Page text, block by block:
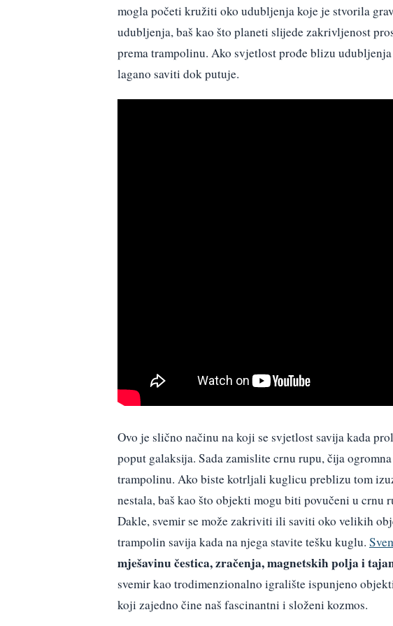
mogla početi kružiti oko udubljenja koje je stvorila
udubljenja, baš kao što planeti slijede zakrivljenost
prema trampolinu. Ako svjetlost prođe blizu
lagano saviti dok putuje.
Ovo je slično načinu na koji se svjetlost savija kada
poput galaksija. Sada zamislite crnu rupu, čija
trampolinu. Ako biste kotrljali kuglicu preblizu tom
nestala, baš kao što objekti mogu biti povučeni u crnu
Dakle, svemir se može zakriviti ili saviti oko velikih
trampolin savija kada na njega stavite tešku kuglu.
mješavinu čestica, zračenja, magnetskih polja i
svemir kao trodimenzionalno igralište ispunjeno
koji zajedno čine naš fascinantni i složeni kozmos.